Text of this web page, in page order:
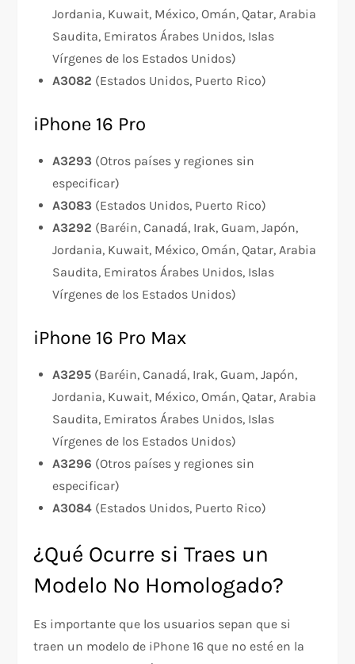
Jordania, Kuwait, México, Omán, Qatar, Arabia
Saudita, Emiratos Árabes Unidos, Islas
Vírgenes de los Estados Unidos)
A3082 (Estados Unidos, Puerto Rico)
iPhone 16 Pro
A3293 (Otros países y regiones sin
especificar)
A3083 (Estados Unidos, Puerto Rico)
A3292 (Baréin, Canadá, Irak, Guam, Japón,
Jordania, Kuwait, México, Omán, Qatar, Arabia
Saudita, Emiratos Árabes Unidos, Islas
Vírgenes de los Estados Unidos)
iPhone 16 Pro Max
A3295 (Baréin, Canadá, Irak, Guam, Japón,
Jordania, Kuwait, México, Omán, Qatar, Arabia
Saudita, Emiratos Árabes Unidos, Islas
Vírgenes de los Estados Unidos)
A3296 (Otros países y regiones sin
especificar)
A3084 (Estados Unidos, Puerto Rico)
¿Qué Ocurre si Traes un
Modelo No Homologado?
Es importante que los usuarios sepan que si
traen un modelo de iPhone 16 que no esté en la